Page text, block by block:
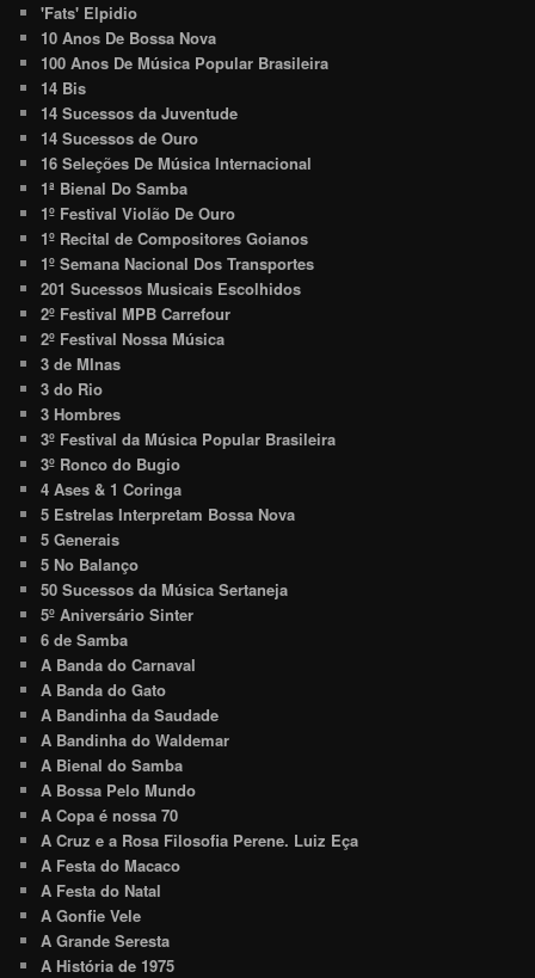
'Fats' Elpidio
10 Anos De Bossa Nova
100 Anos De Música Popular Brasileira
14 Bis
14 Sucessos da Juventude
14 Sucessos de Ouro
16 Seleções De Música Internacional
1ª Bienal Do Samba
1º Festival Violão De Ouro
1º Recital de Compositores Goianos
1º Semana Nacional Dos Transportes
201 Sucessos Musicais Escolhidos
2º Festival MPB Carrefour
2º Festival Nossa Música
3 de MInas
3 do Rio
3 Hombres
3º Festival da Música Popular Brasileira
3º Ronco do Bugio
4 Ases & 1 Coringa
5 Estrelas Interpretam Bossa Nova
5 Generais
5 No Balanço
50 Sucessos da Música Sertaneja
5º Aniversário Sinter
6 de Samba
A Banda do Carnaval
A Banda do Gato
A Bandinha da Saudade
A Bandinha do Waldemar
A Bienal do Samba
A Bossa Pelo Mundo
A Copa é nossa 70
A Cruz e a Rosa Filosofia Perene. Luiz Eça
A Festa do Macaco
A Festa do Natal
A Gonfie Vele
A Grande Seresta
A História de 1975